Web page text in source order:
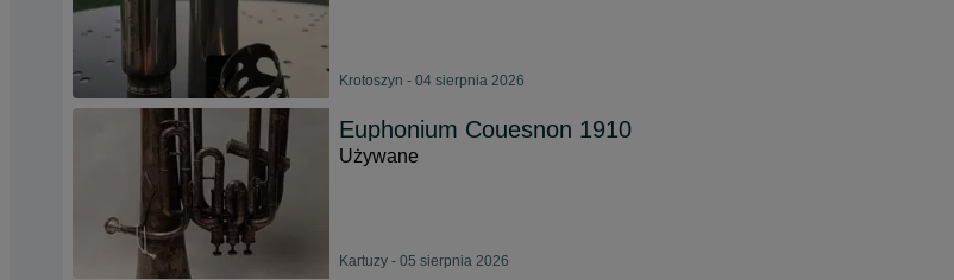
Krotoszyn - 04 sierpnia 2026
Euphonium Couesnon 1910
Używane
Kartuzy - 05 sierpnia 2026